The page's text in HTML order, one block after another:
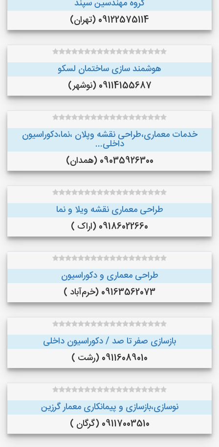
گروه مهندسین سپند
09122575114 (تهران)
هوشمند سازی ساختمان لسکو
09114155687 (نوشهر)
خدمات معماری،طراحی نقشه وپلان ،نما،دکوراسیون
داخلی...
09035926300 (همدان)
طراحی معماری نقشه ویلا و نما
09186022660 (اراک )
طراحی معماری و دکوراسیون
09163562073 (خرم‌آباد )
بازسازی صفر تا صد / دکوراسیون داخلی
09116089010 (رشت )
نوسازی،بازسازی و پیمانکاری معمار گرزین
09117003510 (گرگان )